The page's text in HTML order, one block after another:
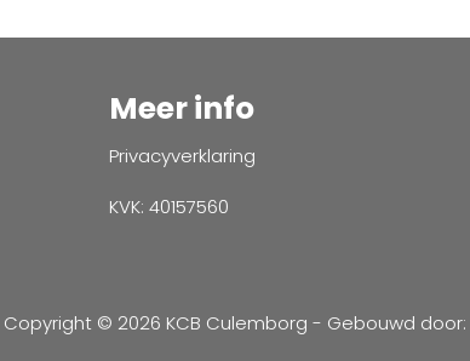
Meer info
Privacyverklaring
KVK: 40157560
Copyright © 2026 KCB Culemborg - Gebouwd door: